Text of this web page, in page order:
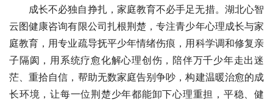
成长不必独自挣扎，家庭教育不必手足无措。湖北心智
云图健康咨询有限公司扎根荆楚，专注青少年心理成长与家
庭教育，用专业疏导抚平少年情绪伤痕，用科学调和修复亲
子隔阂，用系统疗愈化解心理创伤，陪伴万千少年走出迷
茫、重拾自信，帮助无数家庭告别争吵，构建温暖治愈的成
长环境，让每一位荆楚少年都能卸下心理重担，平稳、健